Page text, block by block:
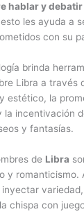
hablar y
les ayuda a
con su
brinda
Libra a través
estético, la
la incentivación
y fantasías.
de Libra
y romanticismo.
chispa con